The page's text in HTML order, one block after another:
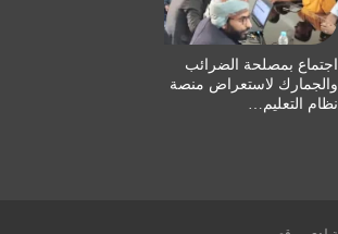
اجتماع بمصلحة الضرائب
والجمارك لاستعراض منصة
نظام التعليم…